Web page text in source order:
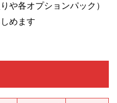
や各オプションパック）
めます